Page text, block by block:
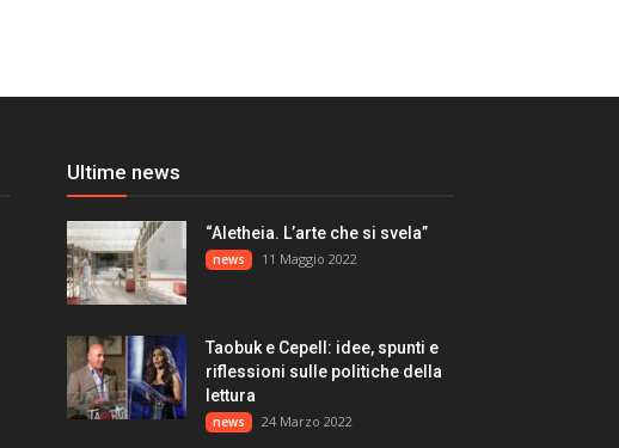
Ultime news
“Aletheia. L’arte che si svela”
news 11 Maggio 2022
Taobuk e Cepell: idee, spunti e
riflessioni sulle politiche della
lettura
news 24 Marzo 2022